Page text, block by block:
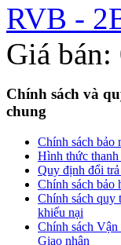
RVB -
Giá
Chính sách và
chung
Chính sách bảo
Hình thức thanh
Quy định đổi
Chính sách bảo
Chính sách quy
khiếu nại
Chính sách Vận
Giao nhận